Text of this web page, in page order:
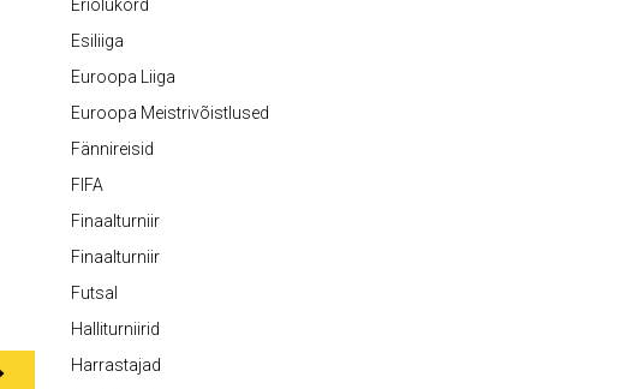
Eriolukord
Esiliiga
Euroopa Liiga
Euroopa Meistrivõistlused
Fännireisid
FIFA
Finaalturniir
Finaalturniir
Futsal
Halliturniirid
Harrastajad